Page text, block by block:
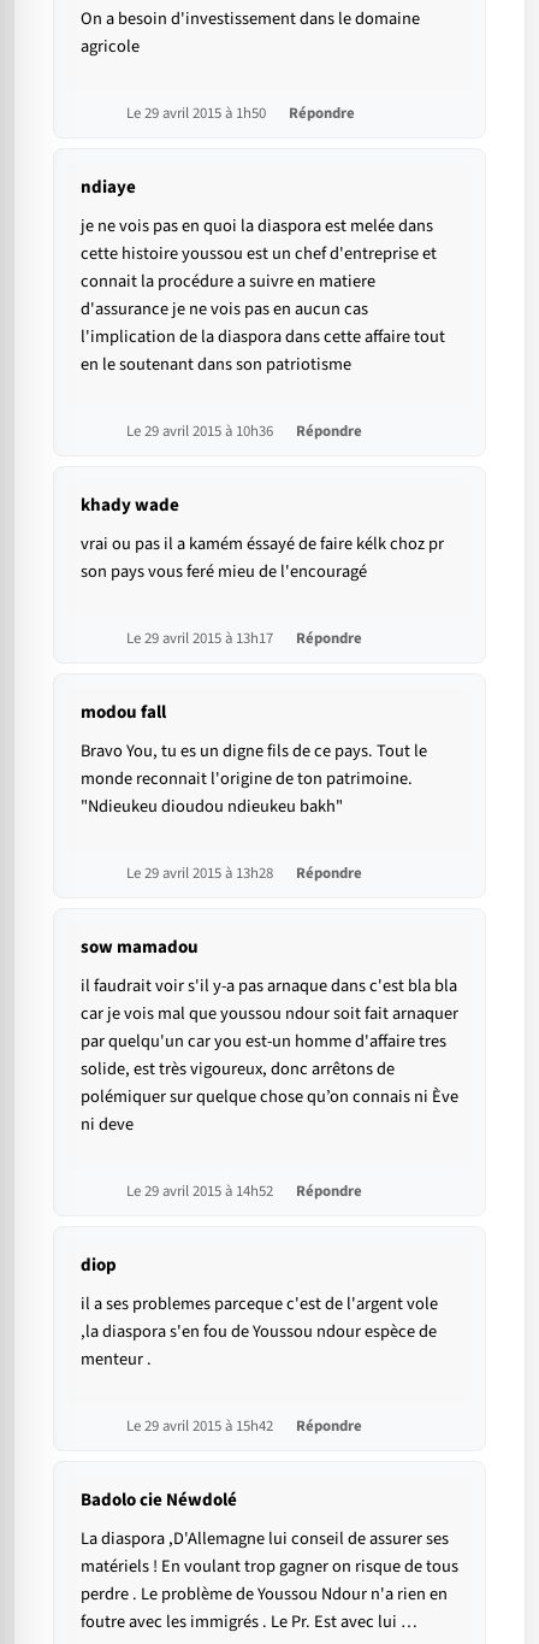
On a besoin d'investissement dans le domaine
agricole
Le 29 avril 2015 à 1h50 Répondre
ndiaye
je ne vois pas en quoi la diaspora est melée dans
cette histoire youssou est un chef d'entreprise et
connait la procédure a suivre en matiere
d'assurance je ne vois pas en aucun cas
l'implication de la diaspora dans cette affaire tout
en le soutenant dans son patriotisme
Le 29 avril 2015 à 10h36 Répondre
khady wade
vrai ou pas il a kamém éssayé de faire kélk choz pr
son pays vous feré mieu de l'encouragé
Le 29 avril 2015 à 13h17 Répondre
modou fall
Bravo You, tu es un digne fils de ce pays. Tout le
monde reconnait l'origine de ton patrimoine.
"Ndieukeu dioudou ndieukeu bakh"
Le 29 avril 2015 à 13h28 Répondre
sow mamadou
il faudrait voir s'il y-a pas arnaque dans c'est bla bla
car je vois mal que youssou ndour soit fait arnaquer
par quelqu'un car you est-un homme d'affaire tres
solide, est très vigoureux, donc arrêtons de
polémiquer sur quelque chose qu’on connais ni Ève
ni deve
Le 29 avril 2015 à 14h52 Répondre
diop
il a ses problemes parceque c'est de l'argent vole
,la diaspora s'en fou de Youssou ndour espèce de
menteur .
Le 29 avril 2015 à 15h42 Répondre
Badolo cie Néwdolé
La diaspora ,D'Allemagne lui conseil de assurer ses
matériels ! En voulant trop gagner on risque de tous
perdre . Le problème de Youssou Ndour n'a rien en
foutre avec les immigrés . Le Pr. Est avec lui …